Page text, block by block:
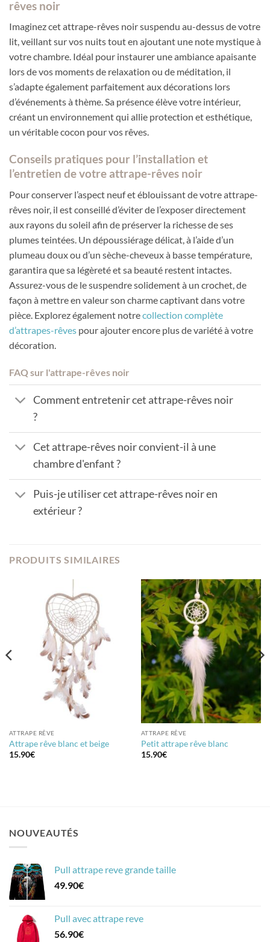
rêves noir
Imaginez cet attrape-rêves noir suspendu au-dessus de votre
lit, veillant sur vos nuits tout en ajoutant une note mystique à
votre chambre. Idéal pour instaurer une ambiance apaisante
lors de vos moments de relaxation ou de méditation, il
s’adapte également parfaitement aux décorations lors
d’événements à thème. Sa présence élève votre intérieur,
créant un environnement qui allie protection et esthétique,
un véritable cocon pour vos rêves.
Conseils pratiques pour l’installation et
l’entretien de votre attrape-rêves noir
Pour conserver l’aspect neuf et éblouissant de votre attrape-
rêves noir, il est conseillé d’éviter de l’exposer directement
aux rayons du soleil afin de préserver la richesse de ses
plumes teintées. Un dépoussiérage délicat, à l’aide d’un
plumeau doux ou d’un sèche-cheveux à basse température,
garantira que sa légèreté et sa beauté restent intactes.
Assurez-vous de le suspendre solidement à un crochet, de
façon à mettre en valeur son charme captivant dans votre
pièce. Explorez également notrecollection complète
d’attrapes-rêves pour ajouter encore plus de variété à votre
décoration.
FAQ sur l'attrape-rêves noir
Comment entretenir cet attrape-rêves noir
?
Cet attrape-rêves noir convient-il à une
chambre d'enfant ?
Puis-je utiliser cet attrape-rêves noir en
extérieur ?
PRODUITS SIMILAIRES
ATTRAPE RÊVE
Attrape rêve blanc et beige
15.90€
ATTRAPE RÊVE
Petit attrape rêve blanc
15.90€
NOUVEAUTÉS
Pull attrape reve grande taille
49.90€
Pull avec attrape reve
56.90€